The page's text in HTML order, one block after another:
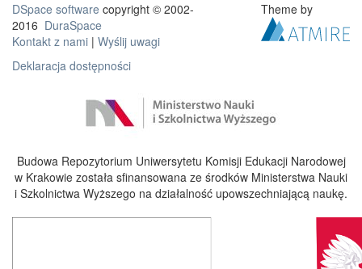
DSpace software copyright © 2002-
2016 DuraSpace
Kontakt z nami | Wyślij uwagi
Deklaracja dostępności
Theme by
Budowa Repozytorium Uniwersytetu Komisji Edukacji Narodowej
w Krakowie została sfinansowana ze środków Ministerstwa Nauki
i Szkolnictwa Wyższego na działalność upowszechniającą naukę.